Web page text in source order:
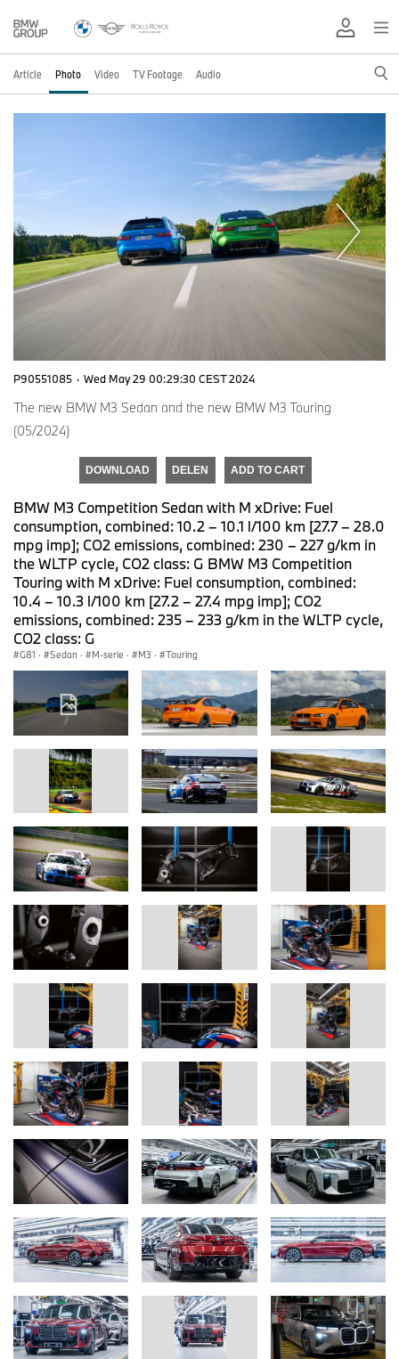
Article Photo Video TV Footage Audio
P90551085 · Wed May 29 00:29:30 CEST 2024
The new BMW M3 Sedan and the new BMW M3 Touring
(05/2024)
DOWNLOAD DELEN ADD TO CART
BMW M3 Competition Sedan with M xDrive: Fuel
consumption, combined: 10.2 – 10.1 l/100 km [27.7 – 28.0
mpg imp]; CO2 emissions, combined: 230 – 227 g/km in
the WLTP cycle, CO2 class: G BMW M3 Competition
Touring with M xDrive: Fuel consumption, combined:
10.4 – 10.3 l/100 km [27.2 – 27.4 mpg imp]; CO2
emissions, combined: 235 – 233 g/km in the WLTP cycle,
CO2 class: G
G81 · Sedan · M-serie · M3 · Touring